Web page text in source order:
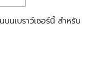
นเบราว์เซอร์นี้ สำหรับ